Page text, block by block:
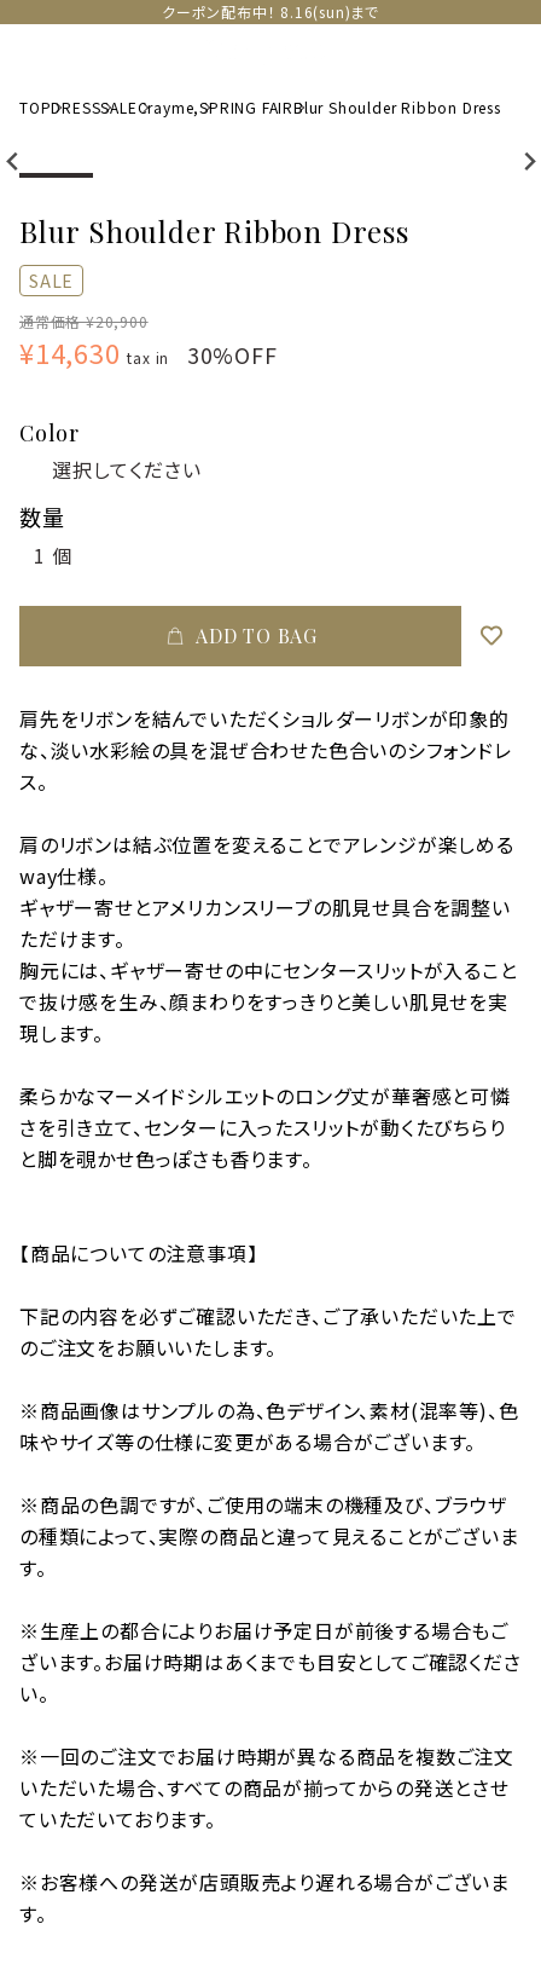
クーポン配布中！ 8.16(sun)まで
TOPDRESSSALECrayme,SPRING FAIRBlur Shoulder Ribbon Dress
Blur Shoulder Ribbon Dress
SALE
通常価格 ¥20,900
¥14,630tax in 30%OFF
Color
数量
ADD TO BAG
肩先をリボンを結んでいただくショルダーリボンが印象的
な、淡い水彩絵の具を混ぜ合わせた色合いのシフォンドレ
ス。
肩のリボンは結ぶ位置を変えることでアレンジが楽しめる
way仕様。
ギャザー寄せとアメリカンスリーブの肌見せ具合を調整い
ただけます。
胸元には、ギャザー寄せの中にセンタースリットが入ること
で抜け感を生み、顔まわりをすっきりと美しい肌見せを実
現します。
柔らかなマーメイドシルエットのロング丈が華奢感と可憐
さを引き立て、センターに入ったスリットが動くたびちらり
と脚を覗かせ色っぽさも香ります。
【商品についての注意事項】
下記の内容を必ずご確認いただき、ご了承いただいた上で
のご注文をお願いいたします。
※商品画像はサンプルの為、色デザイン、素材(混率等)、色
味やサイズ等の仕様に変更がある場合がございます。
※商品の色調ですが、ご使用の端末の機種及び、ブラウザ
の種類によって、実際の商品と違って見えることがございま
す。
※生産上の都合によりお届け予定日が前後する場合もご
ざいます。お届け時期はあくまでも目安としてご確認くださ
い。
※一回のご注文でお届け時期が異なる商品を複数ご注文
いただいた場合、すべての商品が揃ってからの発送とさせ
ていただいております。
※お客様への発送が店頭販売より遅れる場合がございま
す。